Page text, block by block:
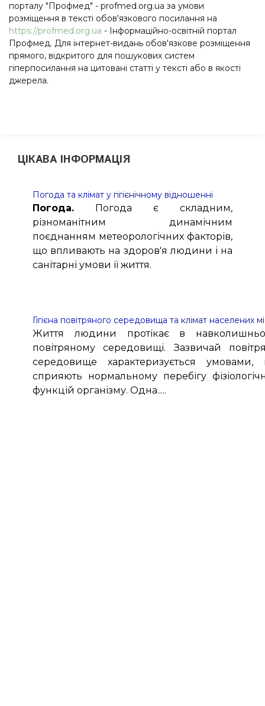
порталу "Профмед" - profmed.org.ua за умови
розміщення в тексті обов'язкового посилання на
https://profmed.org.ua - Інформаційно-освітній портал
Профмед. Для інтернет-видань обов'язкове розміщення
прямого, відкритого для пошукових систем
гіперпосилання на цитовані статті у тексті або в якості
джерела.
ЦІКАВА ІНФОРМАЦІЯ
Погода та клімат у гігієнічному відношенні
Погода. Погода є складним,
різноманітним динамічним
поєднанням метеорологічних факторів,
що впливають на здоров'я людини і на
санітарні умови її життя.
Гігієна повітряного середовища та клімат населених
Життя людини протікає в
повітряному середовищі. Зазвичай
середовище характеризується умовами,
сприяють нормальному перебігу
функцій організму. Одна.....